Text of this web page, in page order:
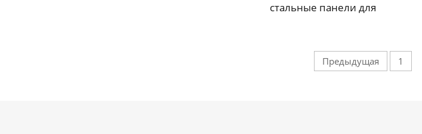
стальные панели для
Предыдущая 1